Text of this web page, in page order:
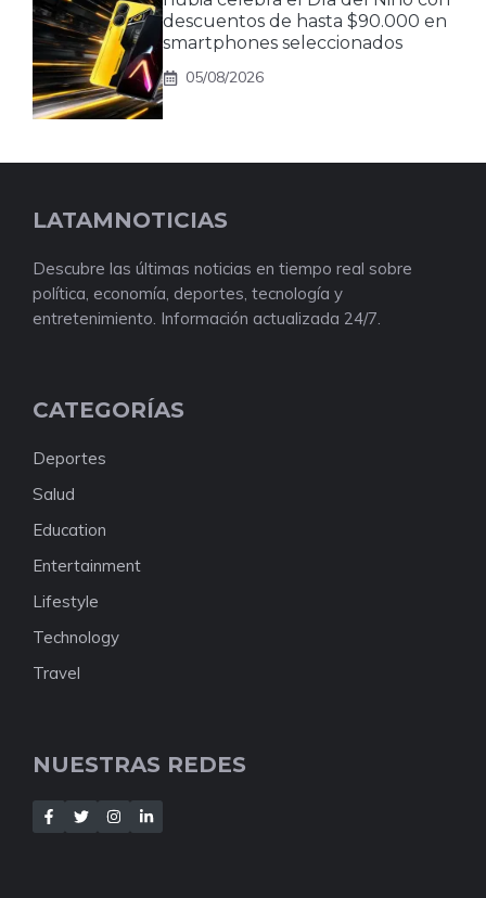
descuentos de hasta $90.000 en
smartphones seleccionados
05/08/2026
LATAMNOTICIAS
Descubre las últimas noticias en tiempo real sobre
política, economía, deportes, tecnología y
entretenimiento. Información actualizada 24/7.
CATEGORÍAS
Deportes
Salud
Education
Entertainment
Lifestyle
Technology
Travel
NUESTRAS REDES